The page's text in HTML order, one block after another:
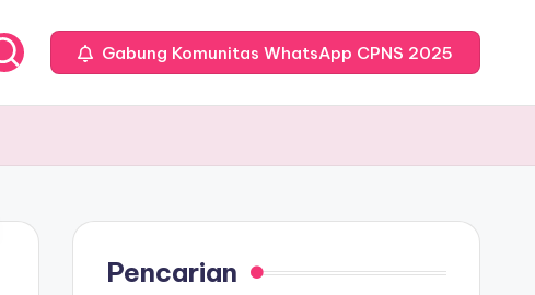
Gabung Komunitas WhatsApp CPNS 2025
Pencarian